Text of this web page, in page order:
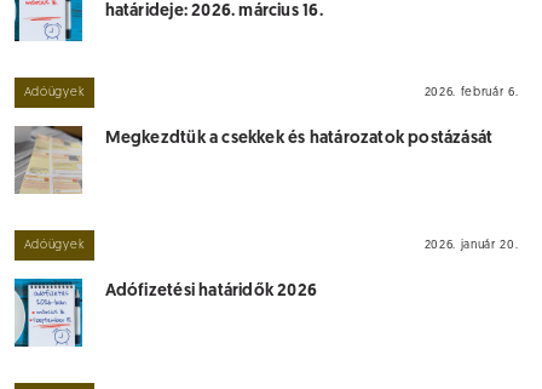
határideje: 2026. március 16.
Adóügyek 2026. február 6.
Megkezdtük a csekkek és határozatok postázását
Adóügyek 2026. január 20.
Adófizetési határidők 2026